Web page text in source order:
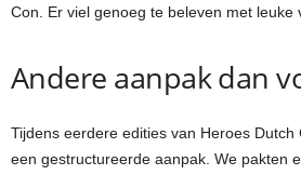
Con. Er viel genoeg te beleven met leuke
Andere aanpak dan
Tijdens eerdere edities van Heroes Dutch
een gestructureerde aanpak. We pakten